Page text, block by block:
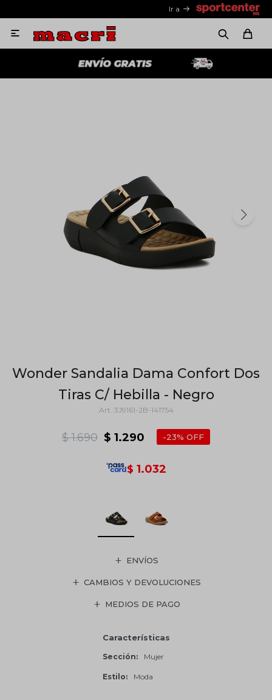
Ir a

Wonder Sandalia Dama Confort Dos
Tiras C/ Hebilla - Negro
3J9161-2B-141754
$ 1.290
$ 1.690 23
$ 1.032
ENVÍOS
CAMBIOS Y DEVOLUCIONES
MEDIOS DE PAGO
Características
Sección Mujer
Estilo Moda